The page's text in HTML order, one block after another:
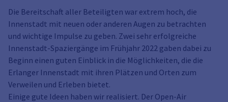
Die Bereitschaft aller Beteiligten war extrem hoch, die
Innenstadt mit neuen oder anderen Augen zu betrachten
und wichtige Impulse zu geben. Zwei sehr erfolgreiche
Innenstadt-Spaziergänge im Frühjahr 2022 gaben dabei zu
Beginn einen guten Einblick in die Möglichkeiten, die die
Erlanger Innenstadt mit ihren Plätzen und Orten zum
Verweilen und Erleben bietet.
Einige gute Ideen haben wir realisiert. Der Open-Air